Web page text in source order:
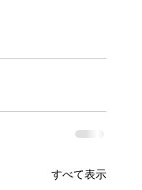
すべて表示